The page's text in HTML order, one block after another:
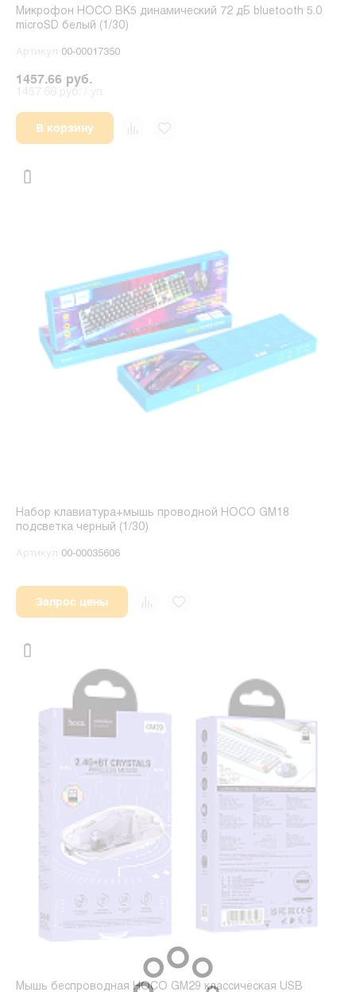
Микрофон HOCO BK5 динамический 72 дБ bluetooth 5.0
microSD белый (1/30)
Артикул 00-00017350
1457.66 руб.
В корзину
Набор клавиатура+мышь проводной HOCO GM18
подсветка черный (1/30)
Артикул 00-00035606
Запрос цены
Мышь беспроводная HOCO GM29 классическая USB